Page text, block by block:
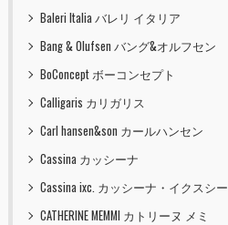
Baleri Italia バレリ イタリア
Bang & Olufsen バング&オルフセン
BoConcept ボーコンセプト
Calligaris カリガリス
Carl hansen&son カールハンセン
Cassina カッシーナ
Cassina ixc. カッシーナ・イクスシー
CATHERINE MEMMI カトリーヌ メミ